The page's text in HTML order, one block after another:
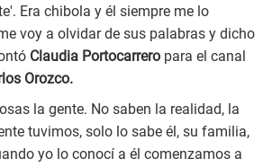
Era chibola y él siempre me lo
voy a olvidar de sus palabras y dicho
Claudia Portocarrero para el canal
Orozco.
la gente. No saben la realidad, la
tuvimos, solo lo sabe él, su familia,
yo lo conocí a él comenzamos a